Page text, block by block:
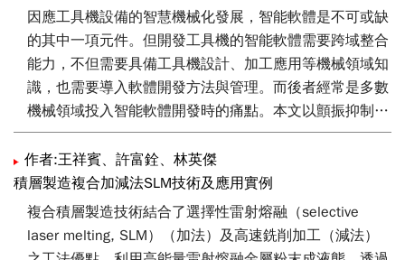
示商流對於跨境銷售之成敗具有高度影響力；在困境與障
礙部分，主要為同業競爭問題，其次則為原材料成本。本
研究依照困境與障礙，提出各產業跨境銷售之可行模式，
如物流整合平台、供應鏈整合平台等，並擬定平台建置、
專業數據分析，以及供應鏈整合等多項策略，以作為未來
產業改善之參考依據。
因應工具機設備的智慧機械化發展，智能軟體是不可或缺
的其中一項元件。但開發工具機的智能軟體需要跨域整合
能力，不但需要具備工具機設計、加工應用等機械領域知
識，也需要導入軟體開發方法與管理。而後者經常是多數
機械領域投入智能軟體開發時的痛點。本文以顫振抑制技
術為例，展示工研院智慧機械科技中心如何應用軟體開發
方法有效率進行工具機應用軟體開發任務。
作者:王祥賓、許富銓、林英傑
積層製造複合加減法SLM技術及應用實例
複合積層製造技術結合了選擇性雷射熔融（selective
laser melting, SLM）（加法）及高速銑削加工（減法）